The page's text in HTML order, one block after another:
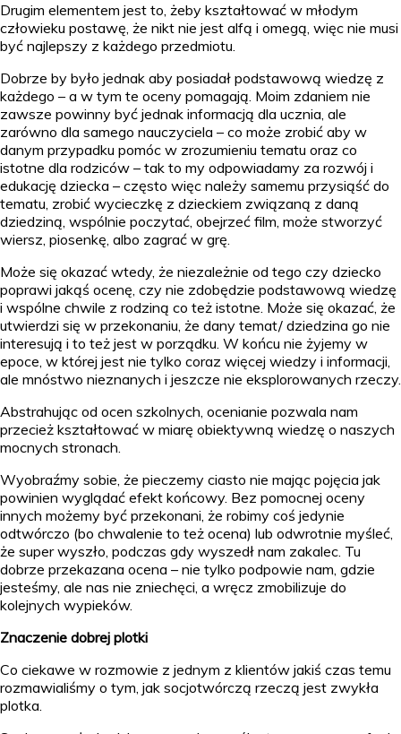
Drugim elementem jest to, żeby kształtować w młodym
człowieku postawę, że nikt nie jest alfą i omegą, więc nie musi
być najlepszy z każdego przedmiotu.
Dobrze by było jednak aby posiadał podstawową wiedzę z
każdego – a w tym te oceny pomagają. Moim zdaniem nie
zawsze powinny być jednak informacją dla ucznia, ale
zarówno dla samego nauczyciela – co może zrobić aby w
danym przypadku pomóc w zrozumieniu tematu oraz co
istotne dla rodziców – tak to my odpowiadamy za rozwój i
edukację dziecka – często więc należy samemu przysiąść do
tematu, zrobić wycieczkę z dzieckiem związaną z daną
dziedziną, wspólnie poczytać, obejrzeć film, może stworzyć
wiersz, piosenkę, albo zagrać w grę.
Może się okazać wtedy, że niezależnie od tego czy dziecko
poprawi jakąś ocenę, czy nie zdobędzie podstawową wiedzę
i wspólne chwile z rodziną co też istotne. Może się okazać, że
utwierdzi się w przekonaniu, że dany temat/ dziedzina go nie
interesują i to też jest w porządku. W końcu nie żyjemy w
epoce, w której jest nie tylko coraz więcej wiedzy i informacji,
ale mnóstwo nieznanych i jeszcze nie eksplorowanych rzeczy.
Abstrahując od ocen szkolnych, ocenianie pozwala nam
przecież kształtować w miarę obiektywną wiedzę o naszych
mocnych stronach.
Wyobraźmy sobie, że pieczemy ciasto nie mając pojęcia jak
powinien wyglądać efekt końcowy. Bez pomocnej oceny
innych możemy być przekonani, że robimy coś jedynie
odtwórczo (bo chwalenie to też ocena) lub odwrotnie myśleć,
że super wyszło, podczas gdy wyszedł nam zakalec. Tu
dobrze przekazana ocena – nie tylko podpowie nam, gdzie
jesteśmy, ale nas nie zniechęci, a wręcz zmobilizuje do
kolejnych wypieków.
Znaczenie dobrej plotki
Co ciekawe w rozmowie z jednym z klientów jakiś czas temu
rozmawialiśmy o tym, jak socjotwórczą rzeczą jest zwykła
plotka.